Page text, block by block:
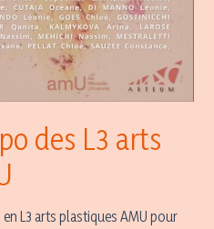
des L3 arts
L3 arts plastiques AMU pour